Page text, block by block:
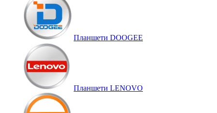
Планшети DOOGEE
Планшети LENOVO